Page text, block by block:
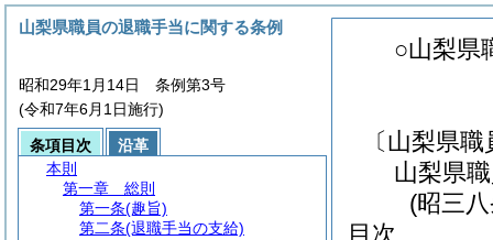
○山梨県
〔山梨県
山梨県
(昭三
目次
山梨県職員の退職手当に関する条例
昭和29年1月14日 条例第3号
(令和7年6月1日施行)
条項目次
沿革
本則
第一章
総則
第一条(趣旨)
第二条(退職手当の支給)